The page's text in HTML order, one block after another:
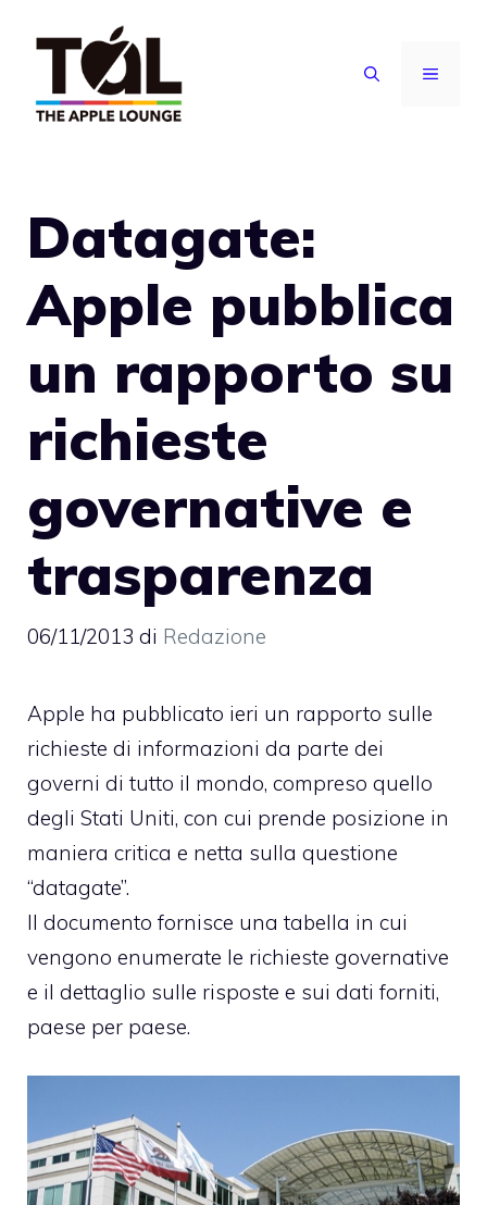
contenuto
MENU
Datagate:
Apple pubblica
un rapporto su
richieste
governative e
trasparenza
06/11/2013 di Redazione
Apple ha pubblicato ieri un rapporto sulle
richieste di informazioni da parte dei
governi di tutto il mondo, compreso quello
degli Stati Uniti, con cui prende posizione in
maniera critica e netta sulla questione
“datagate”.
Il documento fornisce una tabella in cui
vengono enumerate le richieste governative
e il dettaglio sulle risposte e sui dati forniti,
paese per paese.